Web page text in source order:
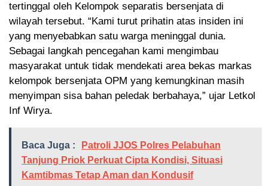
tertinggal oleh Kelompok separatis bersenjata di
wilayah tersebut. “Kami turut prihatin atas insiden ini
yang menyebabkan satu warga meninggal dunia.
Sebagai langkah pencegahan kami mengimbau
masyarakat untuk tidak mendekati area bekas markas
kelompok bersenjata OPM yang kemungkinan masih
menyimpan sisa bahan peledak berbahaya,” ujar Letkol
Inf Wirya.
Baca Juga :
Patroli JJOS Polres Pelabuhan
Tanjung Priok Perkuat Cipta Kondisi, Situasi
Kamtibmas Tetap Aman dan Kondusif